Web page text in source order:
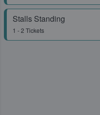
Stalls Standing
1 - 2 Tickets